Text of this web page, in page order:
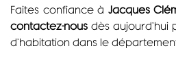
Faites confiance à Jacques
contactez-nous dès
d’habitation dans le